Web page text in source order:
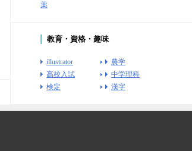
薬
教育・資格・趣味
農学
illustrator
中学理科
高校入試
漢字
検定